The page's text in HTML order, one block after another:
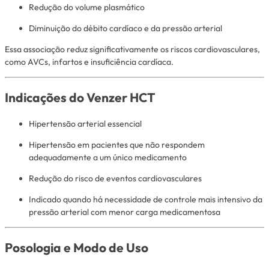
Redução do volume plasmático
Diminuição do débito cardíaco e da pressão arterial
Essa associação reduz significativamente os riscos cardiovasculares,
como AVCs, infartos e insuficiência cardíaca.
Indicações do Venzer HCT
Hipertensão arterial essencial
Hipertensão em pacientes que não respondem
adequadamente a um único medicamento
Redução do risco de eventos cardiovasculares
Indicado quando há necessidade de controle mais intensivo da
pressão arterial com menor carga medicamentosa
Posologia e Modo de Uso